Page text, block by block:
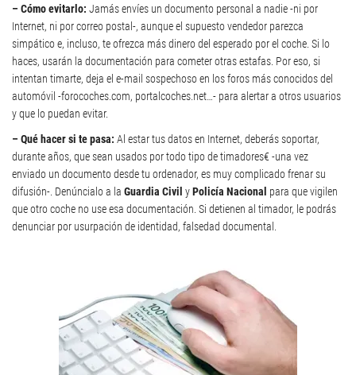
– Cómo evitarlo: Jamás envíes un documento personal a nadie -ni por
Internet, ni por correo postal-, aunque el supuesto vendedor parezca
simpático e, incluso, te ofrezca más dinero del esperado por el coche. Si lo
haces, usarán la documentación para cometer otras estafas. Por eso, si
intentan timarte, deja el e-mail sospechoso en los foros más conocidos del
automóvil -forocoches.com, portalcoches.net…- para alertar a otros usuarios
y que lo puedan evitar.
– Qué hacer si te pasa: Al estar tus datos en Internet, deberás soportar,
durante años, que sean usados por todo tipo de timadores€ -una vez
enviado un documento desde tu ordenador, es muy complicado frenar su
difusión-. Denúncialo a la Guardia Civil yPolicía Nacional para que vigilen
que otro coche no use esa documentación. Si detienen al timador, le podrás
denunciar por usurpación de identidad, falsedad documental.